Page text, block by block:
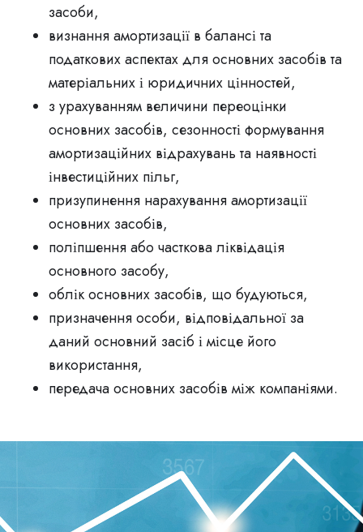
засоби,
визнання амортизації в балансі та
податкових аспектах для основних засобів та
матеріальних і юридичних цінностей,
з урахуванням величини переоцінки
основних засобів, сезонності формування
амортизаційних відрахувань та наявності
інвестиційних пільг,
призупинення нарахування амортизації
основних засобів,
поліпшення або часткова ліквідація
основного засобу,
облік основних засобів, що будуються,
призначення особи, відповідальної за
даний основний засіб і місце його
використання,
передача основних засобів між компаніями.